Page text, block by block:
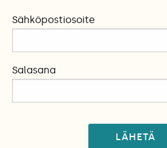
Sähköpostiosoite
Salasana
LÄHETÄ